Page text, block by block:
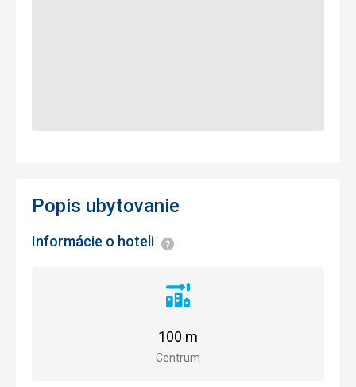
Popis ubytovanie
Informácie o hoteli Informácie
Vzdialenosť
centra
Centrum
100 m